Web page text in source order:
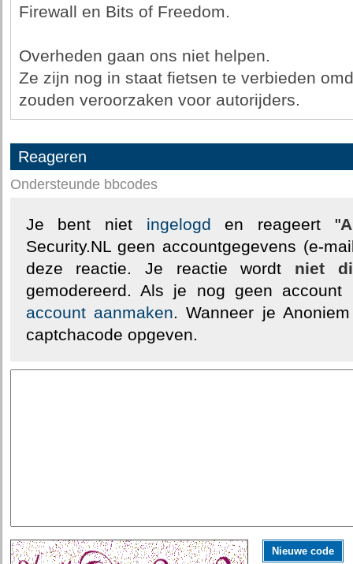
Firewall en Bits of Freedom.
Overheden gaan ons niet helpen.
Ze zijn nog in staat fietsen te verbieden
zouden veroorzaken voor autorijders.
Reageren
Ondersteunde bbcodes
Je bent niet ingelogd en reageert "
Security.NL geen accountgegevens (e-
deze reactie. Je reactie wordt niet
gemodereerd. Als je nog geen
account aanmaken. Wanneer je
captchacode opgeven.
Nieuwe code